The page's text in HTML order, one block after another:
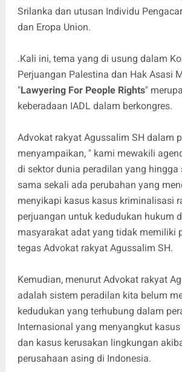
Srilanka dan utusan Individu
dan Eropa Union.
.Kali ini, tema yang di usung dalam
Perjuangan Palestina dan Hak Asasi
"Lawyering For People Rights"
keberadaan IADL dalam berkongres.
Advokat rakyat Agussalim SH dalam
menyampaikan, " kami mewakili
di sektor dunia peradilan yang hingga
sama sekali ada perubahan yang
menyikapi kasus kasus kriminalisasi
perjuangan untuk kedudukan hukum
masyarakat adat yang tidak memiliki
tegas Advokat rakyat Agussalim SH.
Kemudian, menurut Advokat rakyat
adalah sistem peradilan kita belum
kedudukan yang terhubung dalam
Internasional yang menyangkut
dan kasus kerusakan lingkungan
perusahaan asing di Indonesia.